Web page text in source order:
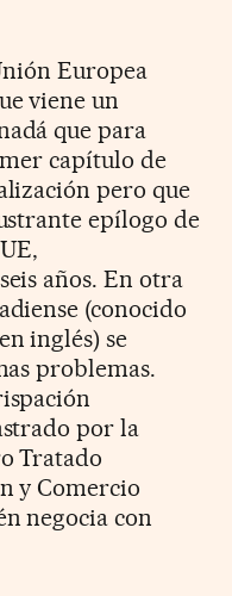
Europea
viene un
que para
capítulo de
pero que
epílogo de
años. En otra
(conocido
inglés) se
problemas.
por la
Tratado
y Comercio
negocia con